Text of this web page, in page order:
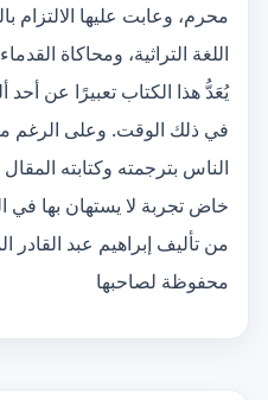
محرم، وعابت عليها الالتزام
اللغة التراثية، ومحاكاة
يُعَدُّ هذا الكتاب تعبيرًا عن
في ذلك الوقت. وعلى الرغم
الناس بترجمته وكتابته
خاض تجربة لا يستهان بها في
من تأليف إبراهيم عبد القادر
محفوظة لصاحبها